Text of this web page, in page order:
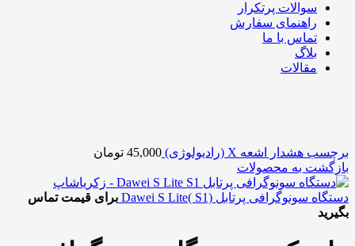
سوالات پرتکرار
راهنمای سفارش
تماس با ما
بلاگ
مقالات
برچسب هشدار اشعه X (رادیولوژی) 45,000 تومان
بازگشت به محصولات
دستگاه سونوگرافی پرتابل Dawei S Lite( S1)
برای قیمت تماس
بگیرید